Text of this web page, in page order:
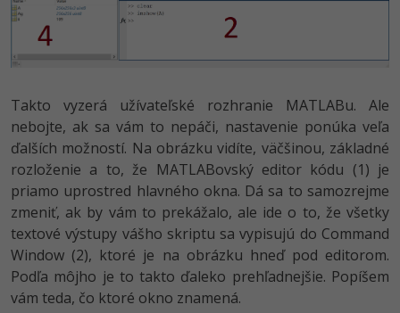
Takto vyzerá užívateľské rozhranie MATLABu. Ale
nebojte, ak sa vám to nepáči, nastavenie ponúka veľa
ďalších možností. Na obrázku vidíte, väčšinou, základné
rozloženie a to, že MATLABovský editor kódu (1) je
priamo uprostred hlavného okna. Dá sa to samozrejme
zmeniť, ak by vám to prekážalo, ale ide o to, že všetky
textové výstupy vášho skriptu sa vypisujú do Command
Window (2), ktoré je na obrázku hneď pod editorom.
Podľa môjho je to takto ďaleko prehľadnejšie. Popíšem
vám teda, čo ktoré okno znamená.